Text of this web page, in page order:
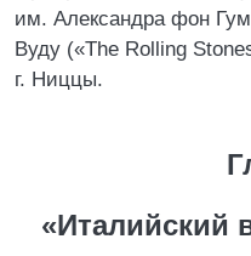
им. Александра фон
Вуду («The Rolling
г. Ниццы.
«Италийский